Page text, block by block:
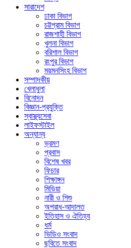
সারাদেশ
ঢাকা বিভাগ
চট্টগ্রাম বিভাগ
রাজশাহী বিভাগ
খুলনা বিভাগ
বরিশাল বিভাগ
রংপুর বিভাগ
ময়মনসিংহ বিভাগ
সম্পাদকীয়
খেলাধুলা
বিনোদন
বিজ্ঞান-প্রযুক্তি
স্বাস্থ্যসেবা
লাইফস্টাইল
অন্যান্য
ভ্রমণ
প্রবাস
বিশেষ খবর
ফিচার
শিক্ষাঙ্গন
মিডিয়া
নারী ও শিশু
অপরাধ-আদালত
ইতিহাস ও ঐতিহ্য
ধর্ম
ভিডিও সংবাদ
ছবিতে সংবাদ